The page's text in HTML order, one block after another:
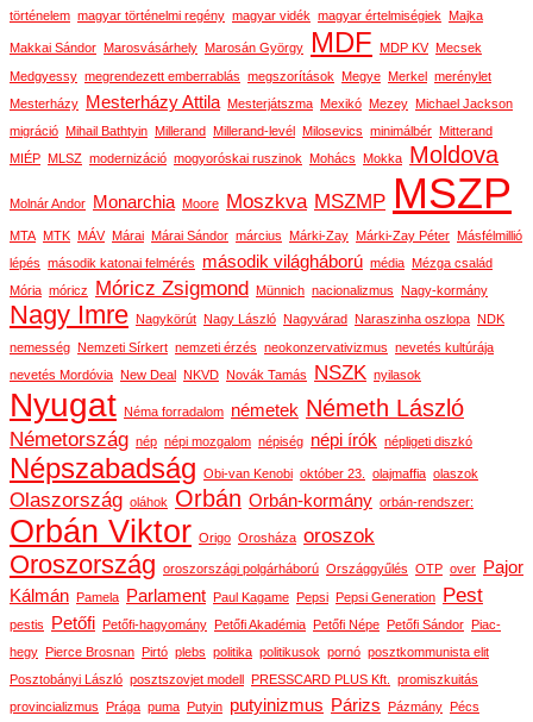
történelem magyar történelmi regény magyar vidék magyar értelmiségiek Majka
Makkai Sándor Marosvásárhely Marosán György MDF MDP KV Mecsek
Medgyessy megrendezett emberrablás megszorítások Megye Merkel merénylet
Mesterházy
Mesterházy Attila Mesterjátszma Mexikó Mezey Michael Jackson
migráció Mihail Bathtyin Millerand Millerand-levél Milosevics minimálbér Mitterand
MIÉP MLSZ modernizáció mogyoróskai ruszinok Mohács Mokka Moldova
Molnár Andor Monarchia Moore Moszkva MSZMP MSZP
MTA MTK MÁV Márai Márai Sándor március Márki-Zay Márki-Zay Péter Másfélmillió
lépés második katonai felmérés második világháború média Mézga család
Mória móricz Móricz Zsigmond Münnich nacionalizmus Nagy-kormány
Nagy Imre Nagykörút Nagy László Nagyvárad Naraszinha oszlopa NDK
nemesség Nemzeti Sírkert nemzeti érzés neokonzervativizmus nevetés kultúrája
nevetés Mordóvia New Deal NKVD Novák Tamás NSZK nyilasok
Nyugat Néma forradalom németek Németh László
Németország nép népi mozgalom népiség népi írók népligeti diszkó
Népszabadság Obi-van Kenobi október 23. olajmaffia olaszok
Olaszország oláhok Orbán Orbán-kormány orbán-rendszer:
Orbán Viktor Origo Orosháza oroszok
Oroszország oroszországi polgárháború Országgyűlés OTP over
Pajor
Kálmán Pamela Parlament Paul Kagame Pepsi Pepsi Generation Pest
pestis Petőfi Petőfi-hagyomány Petőfi Akadémia Petőfi Népe Petőfi Sándor Piac-
hegy Pierce Brosnan Pirtó plebs politika politikusok pornó posztkommunista elit
Posztobányi László posztszovjet modell PRESSCARD PLUS Kft.
promiszkuitás
provincializmus Prága puma Putyin putyinizmus Párizs Pázmány Pécs